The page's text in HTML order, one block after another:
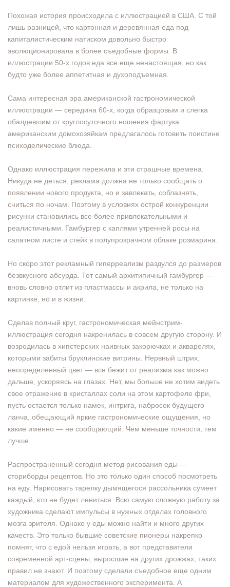
Похожая история происходила с иллюстрацией в США. С той
лишь разницей, что картонная и деревянная еда под
капиталистическим натиском довольно быстро
эволюционировала в более съедобные формы. В
иллюстрации 50-х годов еда все еще ненастоящая, но как
будто уже более аппетитная и духоподъемная.
Сама интересная эра американской гастрономической
иллюстрации — середина 60-х, когда образцовым и слегка
обалдевшим от круглосуточного ношения фартука
американским домохозяйкам предлагалось готовить поистине
психоделические блюда.
Однако иллюстрация пережила и эти страшные времена.
Никуда не деться, реклама должна не только сообщать о
появлении нового продукта, но и завлекать, соблазнять,
сниться по ночам. Поэтому в условиях острой конкуренции
рисунки становились все более привлекательными и
реалистичными. Гамбургер с каплями утренней росы на
салатном листе и стейк в полупрозрачном облаке розмарина.
Но скоро этот рекламный гиперреализм раздулся до размеров
безвкусного абсурда. Тот самый архитипичный гамбургер —
вновь словно отлит из пластмассы и акрила, не только на
картинке, но и в жизни.
Сделав полный круг, гастрономическая мейнстрим-
иллюстрация сегодня накренилась в совсем другую сторону. И
возродилась в хипстерских наивных закорючках и акварелях,
которыми забиты бруклинские витрины. Нервный штрих,
неопределенный цвет — все бежит от реализма как можно
дальше, ускоряясь на глазах. Нет, мы больше не хотим видеть
свое отражение в кристаллах соли на этом картофеле фри,
пусть остается только намек, интрига, набросок будущего
ланча, обещающий яркие гастрономические ощущения, но
какие именно — не сообщающий. Чем меньше точности, тем
лучше.
Распространенный сегодня метод рисования еды —
сториборды рецептов. Но это только один способ посмотреть
на еду. Нарисовать тарелку дымящегося рассольника сумеет
каждый, кто не будет лениться. Всю самую сложную работу за
художника сделают импульсы в нужных отделах головного
мозга зрителя. Однако у еды можно найти и много других
качеств. Это только бывшие советские пионеры накрепко
помнят, что с едой нельзя играть, а вот представители
современной арт-сцены, выросшие на других дрожжах, таких
правил не знают. И поэтому сделали съедобное еще одним
материалом для художественного эксперимента. А